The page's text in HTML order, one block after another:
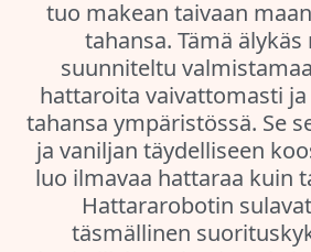
tuo makean taivaan
tahansa. Tämä
suunniteltu
hattaroita vaivattomasti
tahansa ympäristössä. Se
ja vaniljan täydelliseen
luo ilmavaa hattaraa kuin
Hattararobotin
täsmällinen